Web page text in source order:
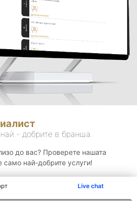
Live chat
- добрите в бранша.
до вас? Проверете нашата
само най-добрите услуги!